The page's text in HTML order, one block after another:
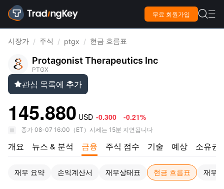
무료 회원가입  
시장가 / 주식 / ptgx / 현금 흐름표
Protagonist Therapeutics Inc
PTGX
관심 목록에 추가
145.880 USD -0.300 -0.21%
종가 08-07 16:00 （ ET ） 시세는 15분 지연됩니다
개요 뉴스 & 분석 금융 주식 점수 기술 예상 소유권
재무 요약 손익계산서 재무상태표 현금 흐름표 재무